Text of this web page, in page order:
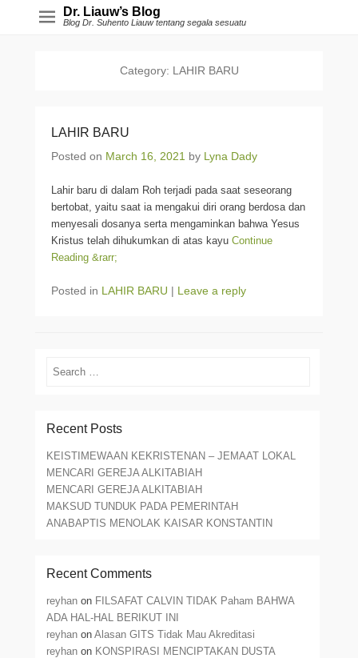
Dr. Liauw’s Blog
Blog Dr. Suhento Liauw tentang segala sesuatu
Category: LAHIR BARU
LAHIR BARU
Posted on March 16, 2021 by Lyna Dady
Lahir baru di dalam Roh terjadi pada saat seseorang
bertobat, yaitu saat ia mengakui diri orang berdosa dan
menyesali dosanya serta mengaminkan bahwa Yesus
Kristus telah dihukumkan di atas kayu Continue
Reading &rarr;
Posted in LAHIR BARU | Leave a reply
Search
Recent Posts
KEISTIMEWAAN KEKRISTENAN – JEMAAT LOKAL
MENCARI GEREJA ALKITABIAH
MENCARI GEREJA ALKITABIAH
MAKSUD TUNDUK PADA PEMERINTAH
ANABAPTIS MENOLAK KAISAR KONSTANTIN
Recent Comments
reyhan on FILSAFAT CALVIN TIDAK Paham BAHWA
ADA HAL-HAL BERIKUT INI
reyhan onAlasan GITS Tidak Mau Akreditasi
reyhan on KONSPIRASI MENCIPTAKAN DUSTA